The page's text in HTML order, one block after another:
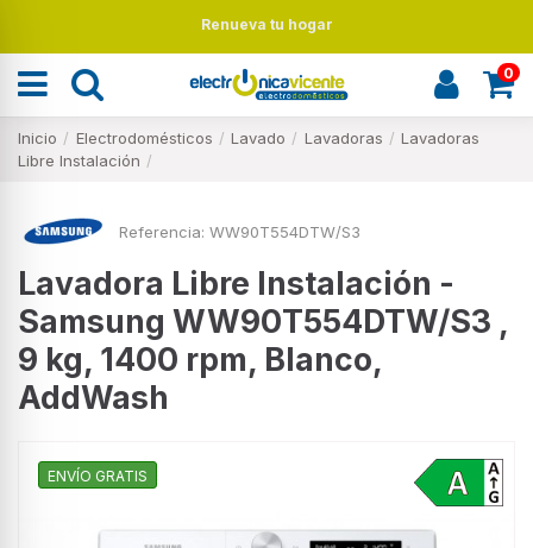
Renueva tu hogar
0
Inicio Electrodomésticos Lavado Lavadoras
Lavadoras
Libre Instalación
Referencia: WW90T554DTW/S3
Lavadora Libre Instalación -
Samsung WW90T554DTW/S3 ,
9 kg, 1400 rpm, Blanco,
AddWash
ENVÍO GRATIS